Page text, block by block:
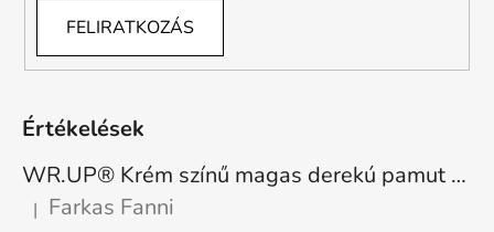
FELIRATKOZÁS
Értékelések
WR.UP® Krém színű magas derekú pamut nadrág RE(MOVE) WRUP1HC001ORG, Z40
A termék értékelése 5-ből 5 csillag.
| Farkas Fanni